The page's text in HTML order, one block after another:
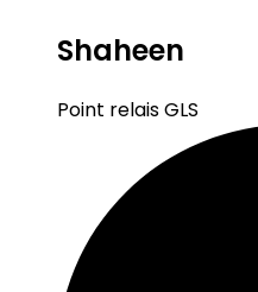
Shaheen
Point relais GLS